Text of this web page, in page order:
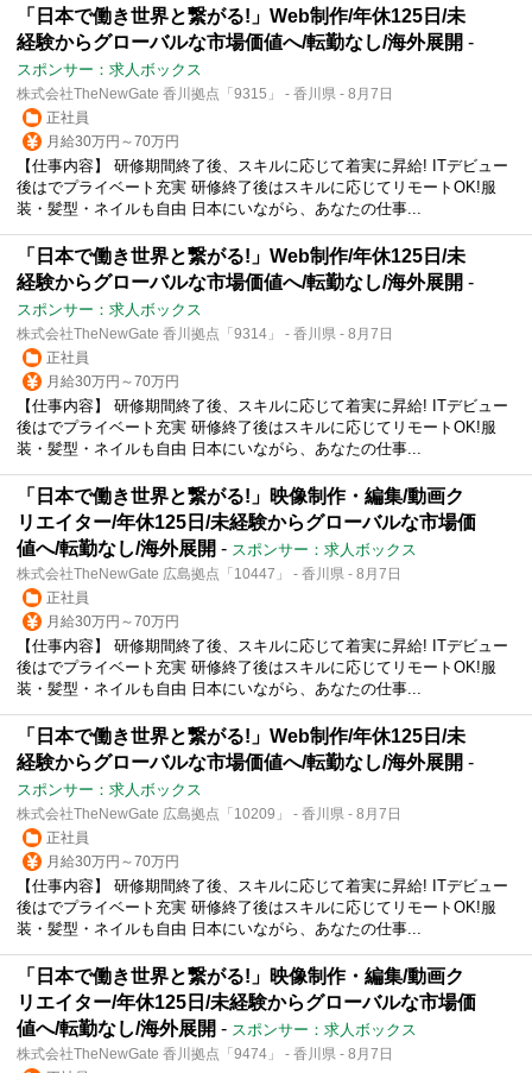
「日本で働き世界と繋がる!」Web制作/年休125日/未
経験からグローバルな市場価値へ/転勤なし/海外展開 -
スポンサー：求人ボックス
株式会社TheNewGate 香川拠点「9315」 - 香川県 - 8月7日
正社員
月給30万円～70万円
【仕事内容】 研修期間終了後、スキルに応じて着実に昇給! ITデビュー
後はでプライベート充実 研修終了後はスキルに応じてリモートOK!服
装・髪型・ネイルも自由 日本にいながら、あなたの仕事...
「日本で働き世界と繋がる!」Web制作/年休125日/未
経験からグローバルな市場価値へ/転勤なし/海外展開 -
スポンサー：求人ボックス
株式会社TheNewGate 香川拠点「9314」 - 香川県 - 8月7日
正社員
月給30万円～70万円
【仕事内容】 研修期間終了後、スキルに応じて着実に昇給! ITデビュー
後はでプライベート充実 研修終了後はスキルに応じてリモートOK!服
装・髪型・ネイルも自由 日本にいながら、あなたの仕事...
「日本で働き世界と繋がる!」映像制作・編集/動画ク
リエイター/年休125日/未経験からグローバルな市場価
値へ/転勤なし/海外展開 - スポンサー：求人ボックス
株式会社TheNewGate 広島拠点「10447」 - 香川県 - 8月7日
正社員
月給30万円～70万円
【仕事内容】 研修期間終了後、スキルに応じて着実に昇給! ITデビュー
後はでプライベート充実 研修終了後はスキルに応じてリモートOK!服
装・髪型・ネイルも自由 日本にいながら、あなたの仕事...
「日本で働き世界と繋がる!」Web制作/年休125日/未
経験からグローバルな市場価値へ/転勤なし/海外展開 -
スポンサー：求人ボックス
株式会社TheNewGate 広島拠点「10209」 - 香川県 - 8月7日
正社員
月給30万円～70万円
【仕事内容】 研修期間終了後、スキルに応じて着実に昇給! ITデビュー
後はでプライベート充実 研修終了後はスキルに応じてリモートOK!服
装・髪型・ネイルも自由 日本にいながら、あなたの仕事...
「日本で働き世界と繋がる!」映像制作・編集/動画ク
リエイター/年休125日/未経験からグローバルな市場価
値へ/転勤なし/海外展開 - スポンサー：求人ボックス
株式会社TheNewGate 香川拠点「9474」 - 香川県 - 8月7日